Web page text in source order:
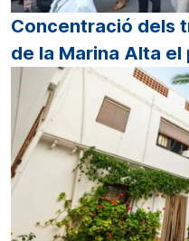
Concentració dels
de la Marina Alta el